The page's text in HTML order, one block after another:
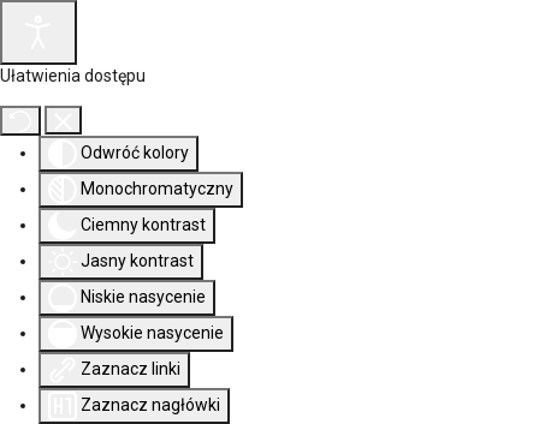
Ułatwienia dostępu
Odwróć kolory
Monochromatyczny
Ciemny kontrast
Jasny kontrast
Niskie nasycenie
Wysokie nasycenie
Zaznacz linki
Zaznacz nagłówki